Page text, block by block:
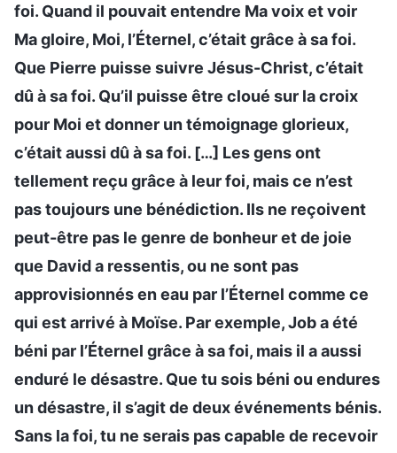
foi. Quand il pouvait entendre Ma voix et voir
Ma gloire, Moi, l’Éternel, c’était grâce à sa foi.
Que Pierre puisse suivre Jésus-Christ, c’était
dû à sa foi. Qu’il puisse être cloué sur la croix
pour Moi et donner un témoignage glorieux,
c’était aussi dû à sa foi. […] Les gens ont
tellement reçu grâce à leur foi, mais ce n’est
pas toujours une bénédiction. Ils ne reçoivent
peut-être pas le genre de bonheur et de joie
que David a ressentis, ou ne sont pas
approvisionnés en eau par l’Éternel comme ce
qui est arrivé à Moïse. Par exemple, Job a été
béni par l’Éternel grâce à sa foi, mais il a aussi
enduré le désastre. Que tu sois béni ou endures
un désastre, il s’agit de deux événements bénis.
Sans la foi, tu ne serais pas capable de recevoir